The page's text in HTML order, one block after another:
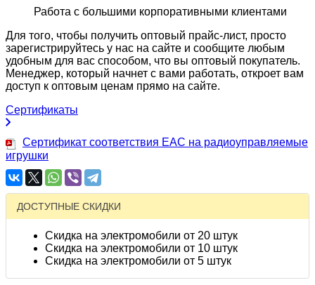
Работа с большими корпоративными клиентами
Для того, чтобы получить оптовый прайс-лист, просто
зарегистрируйтесь у нас на сайте и сообщите любым
удобным для вас способом, что вы оптовый покупатель.
Менеджер, который начнет с вами работать, откроет вам
доступ к оптовым ценам прямо на сайте.
Сертификаты
Сертификат соответствия EAC на радиоуправляемые
игрушки
ДОСТУПНЫЕ СКИДКИ
Скидка на электромобили от 20 штук
Скидка на электромобили от 10 штук
Скидка на электромобили от 5 штук